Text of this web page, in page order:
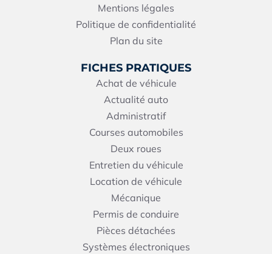
FICHES PRATIQUES
Achat de véhicule
Actualité auto
Administratif
Courses automobiles
Deux roues
Entretien du véhicule
Location de véhicule
Mécanique
Permis de conduire
Pièces détachées
Systèmes électroniques
Mentions légales
Politique de confidentialité
Plan du site